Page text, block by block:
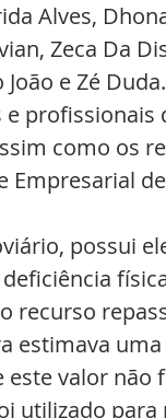
Alves,
Zeca Da
João e Zé
e
como os
Empresarial
possui
recurso
estimava
valor
utilizado